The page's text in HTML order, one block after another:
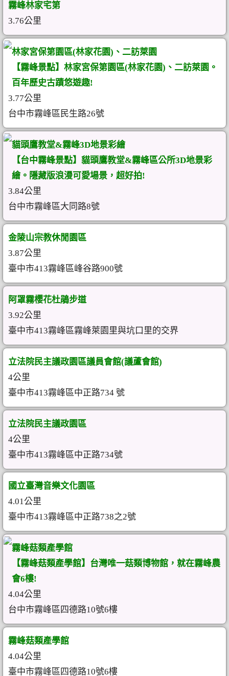
霧峰林家宅第
3.76公里
林家宮保第園區(林家花園)、二訪萊園
【霧峰景點】林家宮保第園區(林家花園)、二訪萊園。
百年歷史古蹟悠遊趣!
3.77公里
台中市霧峰區民生路26號
貓頭鷹教堂&霧峰3D地景彩繪
【台中霧峰景點】貓頭鷹教堂&霧峰區公所3D地景彩
繪。隱藏版浪漫可愛場景，超好拍!
3.84公里
台中市霧峰區大同路8號
金陵山宗教休閒園區
3.87公里
臺中市413霧峰區峰谷路900號
阿罩霧櫻花杜鵑步道
3.92公里
臺中市413霧峰區霧峰萊園里與坑口里的交界
立法院民主議政園區議員會館(議蘆會館)
4公里
臺中市413霧峰區中正路734 號
立法院民主議政園區
4公里
臺中市413霧峰區中正路734號
國立臺灣音樂文化園區
4.01公里
臺中市413霧峰區中正路738之2號
霧峰菇類產學館
【霧峰菇類產學館】台灣唯一菇類博物館，就在霧峰農
會6樓!
4.04公里
台中市霧峰區四德路10號6樓
霧峰菇類產學館
4.04公里
臺中市霧峰區四德路10號6樓